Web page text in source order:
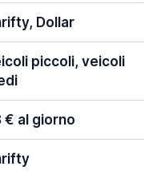
Dollar
piccoli, veicoli
€ al giorno